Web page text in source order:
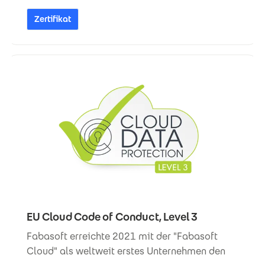
Zertifikat
EU Cloud Code of Conduct, Level 3
Fabasoft erreichte 2021 mit der "Fabasoft
Cloud" als weltweit erstes Unternehmen den